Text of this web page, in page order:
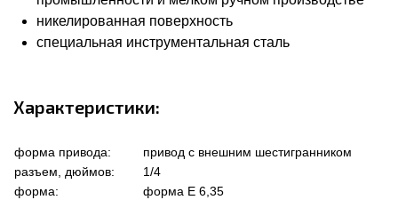
никелированная поверхность
специальная инструментальная сталь
Характеристики:
форма привода:
привод с внешним шестигранником
разъем, дюймов:
1/4
форма:
форма Е 6,35